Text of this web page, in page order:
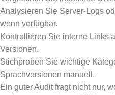
Analysieren Sie Server-Logs
wenn verfügbar.
Kontrollieren Sie interne Links
Versionen.
Stichproben Sie wichtige
Sprachversionen manuell.
Ein guter Audit fragt nicht nur,